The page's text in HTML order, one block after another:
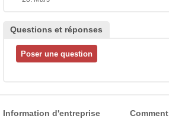
Questions et réponses
Information d'entreprise